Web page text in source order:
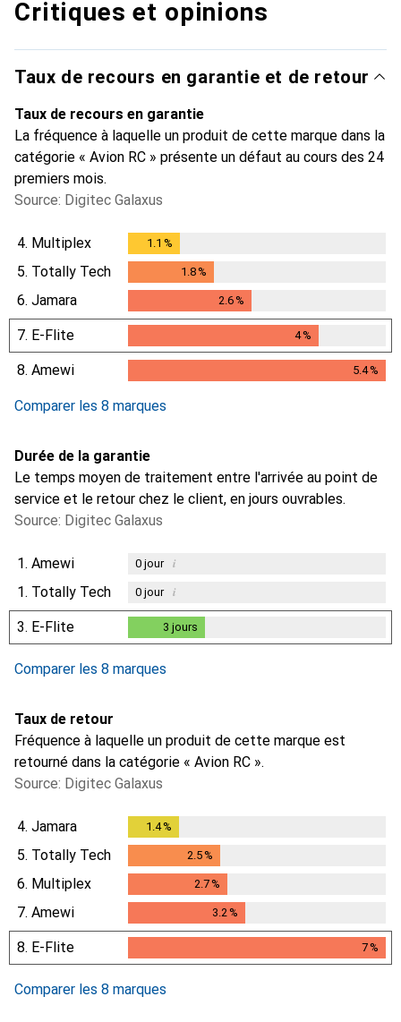
Critiques et opinions
Taux de recours en garantie et de retour
Taux de recours en garantie
La fréquence à laquelle un produit de cette marque dans la
catégorie « Avion RC » présente un défaut au cours des 24
premiers mois.
Source: Digitec Galaxus
4. Multiplex 1.1 %
5. Totally Tech 1.8%
6. Jamara 2.6%
7. E-Flite 4%
8. Amewi 5.4%
Comparer les 8 marques
Durée de la garantie
Le temps moyen de traitement entre l'arrivée au point de
service et le retour chez le client, en jours ouvrables.
Source: Digitec Galaxus
1. Amewi 0jour i
1. Totally Tech 0jour i
3. E-Flite 3 jours
Comparer les 8 marques
Taux de retour
Fréquence à laquelle un produit de cette marque est
retourné dans la catégorie « Avion RC ».
Source: Digitec Galaxus
4. Jamara 1.4%
5. Totally Tech 2.5%
6. Multiplex 2.7%
7. Amewi 3.2%
8. E-Flite 7%
7%
Comparer les 8 marques